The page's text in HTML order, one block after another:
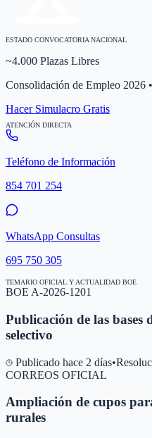
ESTADO CONVOCATORIA NACIONAL
~4.000 Plazas Libres
Consolidación de Empleo 2026
Hacer Simulacro Gratis
ATENCIÓN DIRECTA
Teléfono de Información
854 701 254
WhatsApp Consultas
695 750 305
TEMARIO OFICIAL Y ACTUALIDAD BOE
BOE A-2026-1201
Publicación de las bases
selectivo
Publicado hace 2 días•
CORREOS OFICIAL
Ampliación de cupos
rurales